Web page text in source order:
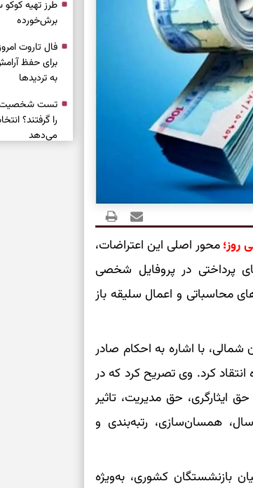
روز؛محور اصلی این اعتراضات،
پرداختی در پروفایل شخصی
محاسباتی و اعمال سلیقه باز
با اشاره به احکام صادر
کرد. وی تصریح کرد که در
ایثارگری، حق مدیریت، تاثیر
مدرک تحصیلی، مبالغ مربوط به سنوات خدمت مازاد بر 30 سال، همسان‌سازی، رتبه‌بندی و
بازنشستگان کشوری، به‌ویژه
طرز تهیه
برش‌خورده
برای حفظ
به تردیدها
تست شخصیت
را گرفتند؟
می‌دهد